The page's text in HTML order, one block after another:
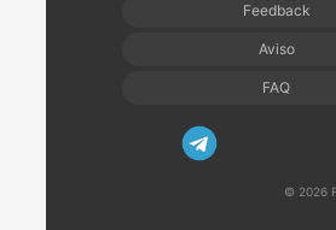
Feedback
Aviso
FAQ
© 2026